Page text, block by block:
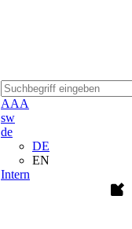
AAA
sw
de
DE
EN
Intern